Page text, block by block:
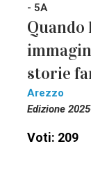
- 5A
Quando
storie
Arezzo
Edizione
Voti: 209